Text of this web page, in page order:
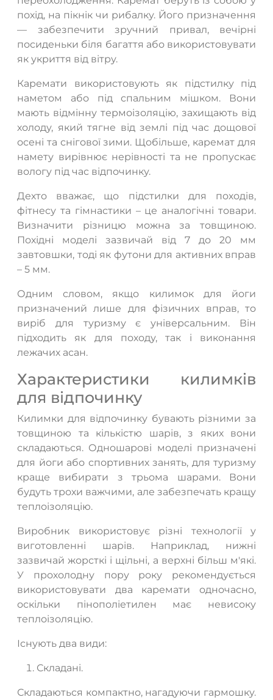
похід, на пікнік чи рибалку. Його призначення
— забезпечити зручний привал, вечірні
посиденьки біля багаття або використовувати
як укриття від вітру.
Каремати використовують як підстилку під
наметом або під спальним мішком. Вони
мають відмінну термоізоляцію, захищають від
холоду, який тягне від землі під час дощової
осені та снігової зими. Щобільше, каремат для
намету вирівнює нерівності та не пропускає
вологу під час відпочинку.
Дехто вважає, що підстилки для походів,
фітнесу та гімнастики – це аналогічні товари.
Визначити різницю можна за товщиною.
Похідні моделі зазвичай від 7 до 20 мм
завтовшки, тоді як футони для активних вправ
– 5 мм.
Одним словом, якщо килимок для йоги
призначений лише для фізичних вправ, то
виріб для туризму є універсальним. Він
підходить як для походу, так і виконання
лежачих асан.
Характеристики килимків
для відпочинку
Килимки для відпочинку бувають різними за
товщиною та кількістю шарів, з яких вони
складаються. Одношарові моделі призначені
для йоги або спортивних занять, для туризму
краще вибирати з трьома шарами. Вони
будуть трохи важчими, але забезпечать кращу
теплоізоляцію.
Виробник використовує різні технології у
виготовленні шарів. Наприклад, нижні
зазвичай жорсткі і щільні, а верхні більш м'які.
У прохолодну пору року рекомендується
використовувати два каремати одночасно,
оскільки пінополіетилен має невисоку
теплоізоляцію.
Існують два види:
Складані.
Складаються компактно, нагадуючи гармошку.